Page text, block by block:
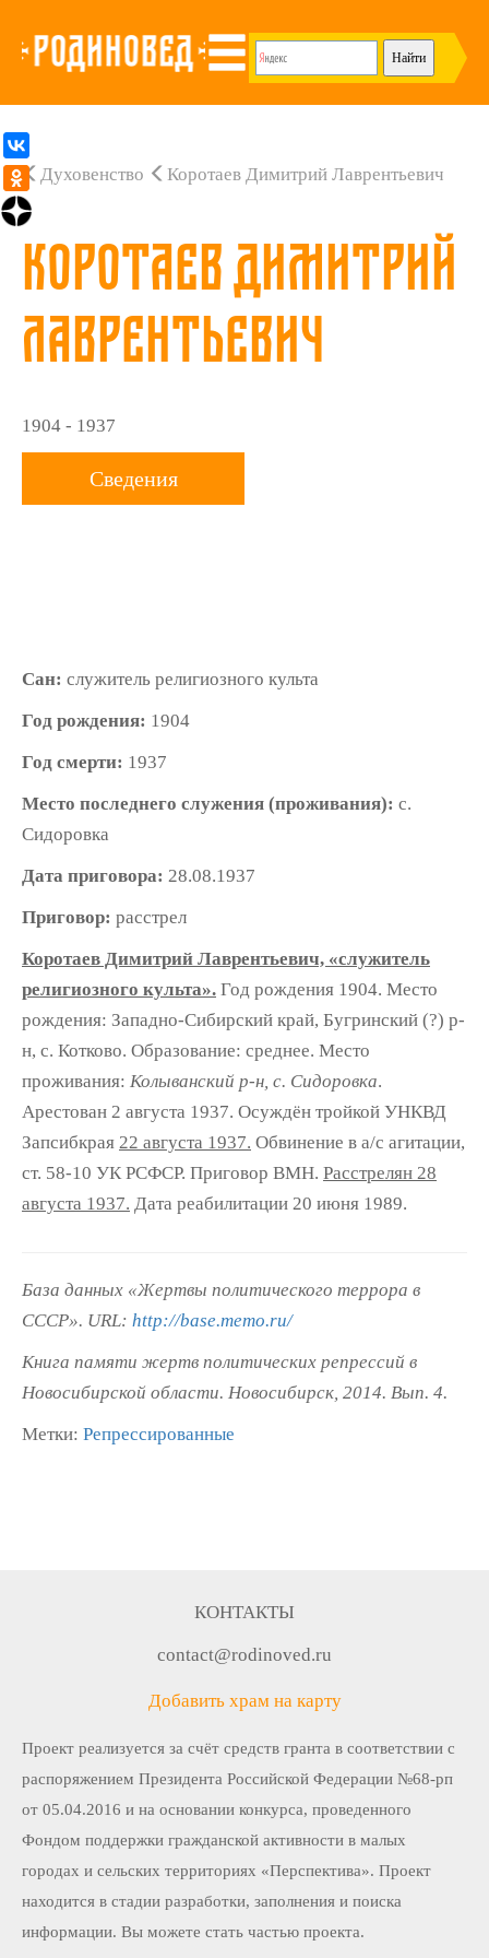
Духовенство Коротаев Димитрий Лаврентьевич
Коротаев Димитрий
Лаврентьевич
1904 - 1937
Сведения
Сан: служитель религиозного культа
Год рождения: 1904
Год смерти: 1937
Место последнего служения (проживания): с.
Сидоровка
Дата приговора: 28.08.1937
Приговор: расстрел
Коротаев Димитрий Лаврентьевич, «служитель
религиозного культа». Год рождения 1904. Место
рождения: Западно-Сибирский край, Бугринский (?) р-
н, с. Котково. Образование: среднее. Место
проживания: Колыванский р-н, с. Сидоровка.
Арестован 2 августа 1937. Осуждён тройкой УНКВД
Запсибкрая 22 августа 1937. Обвинение в а/с агитации,
ст. 58-10 УК РСФСР. Приговор ВМН. Расстрелян 28
августа 1937. Дата реабилитации 20 июня 1989.
База данных «Жертвы политического террора в
СССР». URL: http://base.memo.ru/
Книга памяти жертв политических репрессий в
Новосибирской области. Новосибирск, 2014. Вып. 4.
Метки: Репрессированные
КОНТАКТЫ
contact@rodinoved.ru
Добавить храм на карту
Проект реализуется за счёт средств гранта в соответствии c
распоряжением Президента Российской Федерации №68-рп
от 05.04.2016 и на основании конкурса, проведенного
Фондом поддержки гражданской активности в малых
городах и сельских территориях «Перспектива». Проект
находится в стадии разработки, заполнения и поиска
информации. Вы можете стать частью проекта.